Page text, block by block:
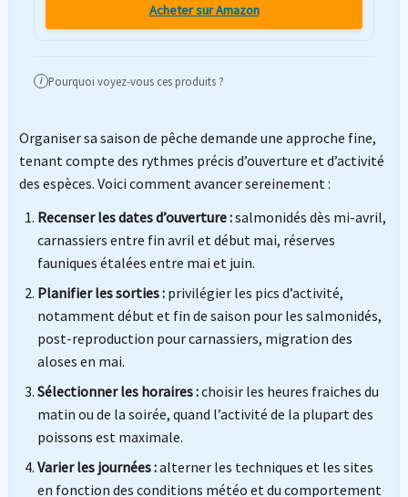
Acheter sur Amazon
i Pourquoi voyez-vous ces produits ?
Organiser sa saison de pêche demande une approche fine,
tenant compte des rythmes précis d’ouverture et d’activité
des espèces. Voici comment avancer sereinement :
Recenser les dates d’ouverture :salmonidés dès mi-avril,
carnassiers entre fin avril et début mai, réserves
fauniques étalées entre mai et juin.
Planifier les sorties :privilégier les pics d’activité,
notamment début et fin de saison pour les salmonidés,
post-reproduction pour carnassiers, migration des
aloses en mai.
Sélectionner les horaires :choisir les heures fraiches du
matin ou de la soirée, quand l’activité de la plupart des
poissons est maximale.
Varier les journées :alterner les techniques et les sites
en fonction des conditions météo et du comportement